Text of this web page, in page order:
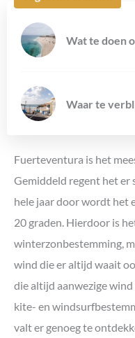
Fuerteventura is het
Gemiddeld regent het er
hele jaar door wordt het
20 graden. Hierdoor is
winterzonbestemming,
wind die er altijd waait
die altijd aanwezige
kite- en
valt er genoeg te
Wat te doen
Waar te